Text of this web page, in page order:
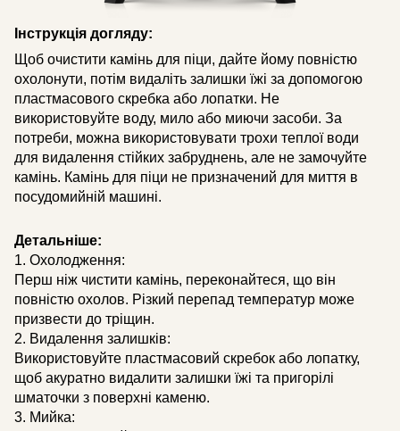
Інструкція догляду:
Щоб очистити камінь для піци, дайте йому повністю
охолонути, потім видаліть залишки їжі за допомогою
пластмасового скребка або лопатки. Не
використовуйте воду, мило або миючи засоби. За
потреби, можна використовувати трохи теплої води
для видалення стійких забруднень, але не замочуйте
камінь. Камінь для піци не призначений для миття в
посудомийній машині.
Детальніше:
1. Охолодження:
Перш ніж чистити камінь, переконайтеся, що він
повністю охолов. Різкий перепад температур може
призвести до тріщин.
2. Видалення залишків:
Використовуйте пластмасовий скребок або лопатку,
щоб акуратно видалити залишки їжі та пригорілі
шматочки з поверхні каменю.
3. Мийка: